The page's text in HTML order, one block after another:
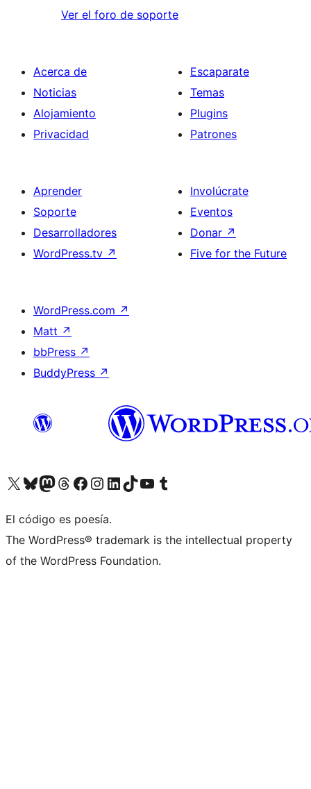
Ver el foro de soporte
Acerca de
Noticias
Alojamiento
Privacidad
Escaparate
Temas
Plugins
Patrones
Aprender
Soporte
Desarrolladores
WordPress.tv ↗
Involúcrate
Eventos
Donar ↗
Five for the Future
WordPress.com ↗
Matt ↗
bbPress ↗
BuddyPress ↗
Visita nuestra cuenta de X (anteriormente Twitter)
Visita nuestra cuenta de Bluesky
Visita nuestra cuenta de Mastodon
Visita nuestra cuenta de Threads
Visita nuestra página de Facebook
Visita nuestra cuenta de Instagram
Visita nuestra cuenta de LinkedIn
Visita nuestra cuenta de TikTok
Visita nuestro canal de YouTube
Visita nuestra cuenta de Tumblr
El código es poesía.
The WordPress® trademark is the intellectual property
of the WordPress Foundation.